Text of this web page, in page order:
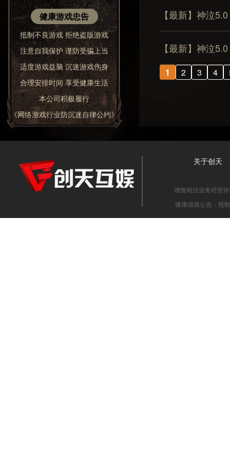
健康游戏忠告
抵制不良游戏 拒绝盗版游戏
注意自我保护 谨防受骗上当
适度游戏益脑 沉迷游戏伤身
合理安排时间 享受健康生活
本公司积极履行
《网络游戏行业防沉迷自律公约》
【最新】神泣
【最新】神泣
1 2 3 4
关于创天
增值电信业务经营
健康游戏公告：抵